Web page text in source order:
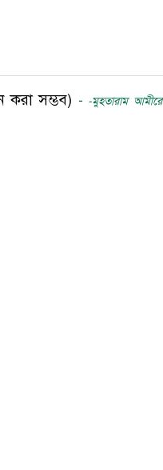
করা সম্ভব) - -মুহতারাম আমীরে